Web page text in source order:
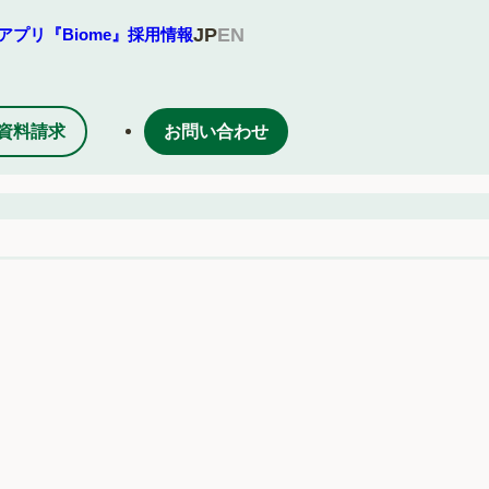
プリ『Biome』 採用情報JPEN
料請求 お問い合わせ